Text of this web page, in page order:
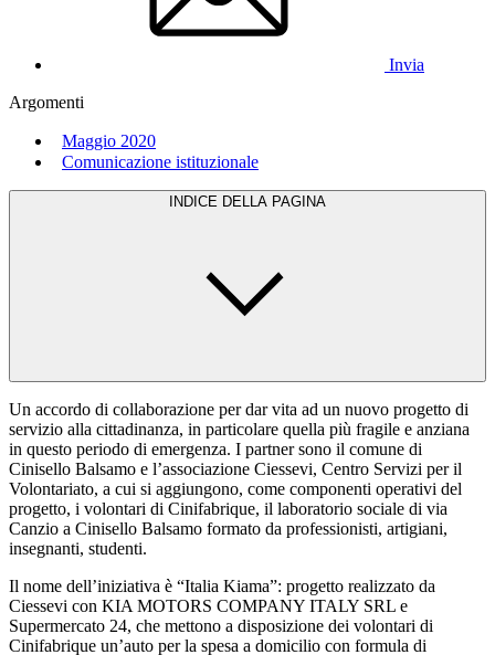
Invia
Argomenti
Maggio 2020
Comunicazione istituzionale
INDICE DELLA PAGINA
Un accordo di collaborazione per dar vita ad un nuovo progetto di
servizio alla cittadinanza, in particolare quella più fragile e anziana
in questo periodo di emergenza. I partner sono il comune di
Cinisello Balsamo e l’associazione Ciessevi, Centro Servizi per il
Volontariato, a cui si aggiungono, come componenti operativi del
progetto, i volontari di Cinifabrique, il laboratorio sociale di via
Canzio a Cinisello Balsamo formato da professionisti, artigiani,
insegnanti, studenti.
Il nome dell’iniziativa è “Italia Kiama”: progetto realizzato da
Ciessevi con KIA MOTORS COMPANY ITALY SRL e
Supermercato 24, che mettono a disposizione dei volontari di
Cinifabrique un’auto per la spesa a domicilio con formula di